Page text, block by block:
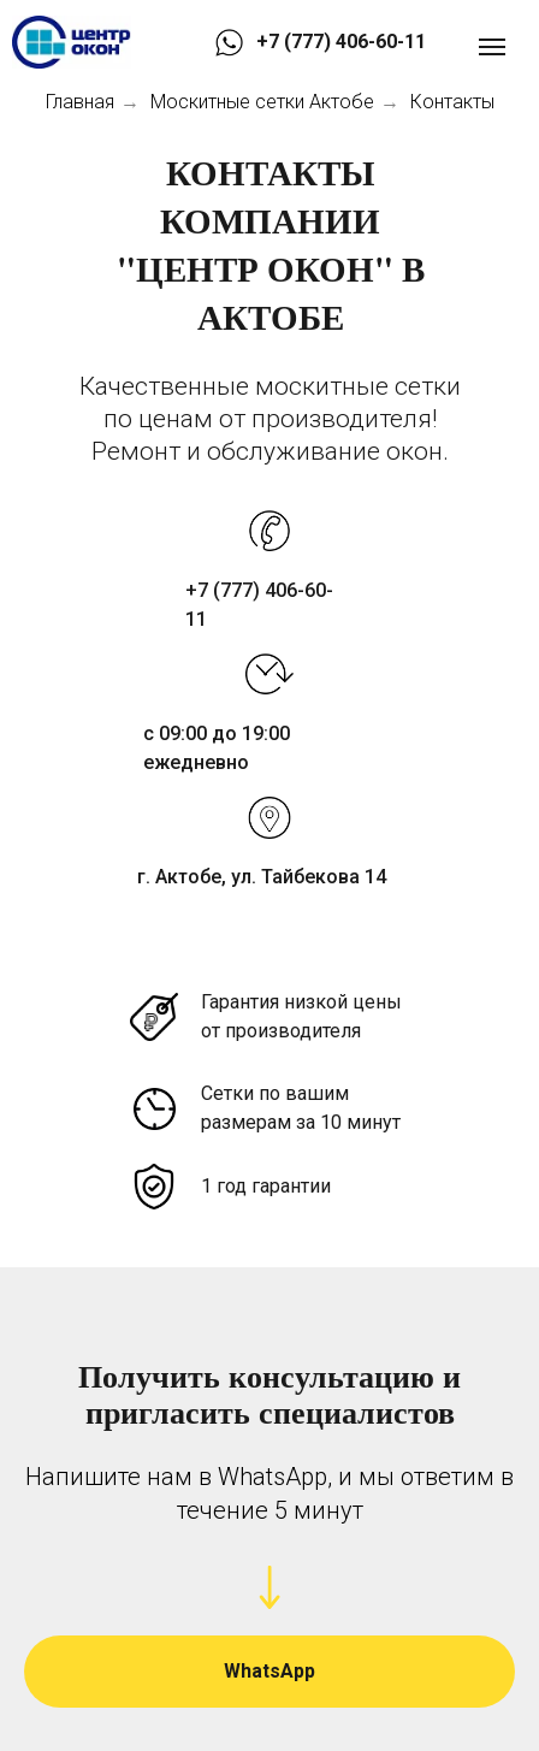
+7 (777) 406-60-11
Главная → Москитные сетки Актобе → Контакты
КОНТАКТЫ
КОМПАНИИ
"ЦЕНТР ОКОН" В
АКТОБЕ
Гарантия низкой цены
от производителя
Сетки по вашим
размерам за 10 минут
1 год гарантии
Качественные москитные сетки
по ценам от производителя!
Ремонт и обслуживание окон.
+7 (777) 406-60-
11
с 09:00 до 19:00
ежедневно
г. Актобе, ул. Тайбекова 14
Получить консультацию и
пригласить специалистов
Напишите нам в WhatsApp, и мы ответим в
течение 5 минут
WhatsApp